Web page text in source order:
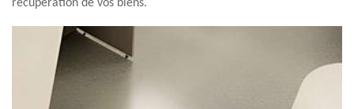
récupération de vos biens.